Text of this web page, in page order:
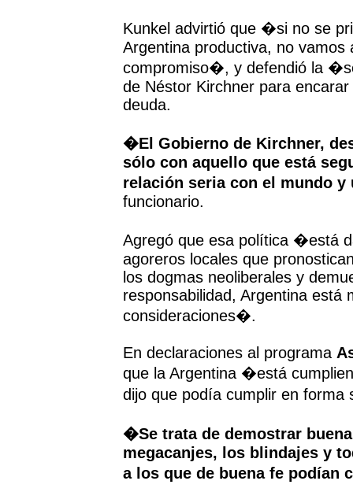
Kunkel advirtió que �si no se
Argentina productiva, no vamos
compromiso�, y defendió la
de Néstor Kirchner para
deuda.
�El Gobierno de Kirchner,
sólo con aquello que está
relación seria con el mundo
funcionario.
Agregó que esa política �está
agoreros locales que
los dogmas neoliberales y
responsabilidad, Argentina está
consideraciones�.
En declaraciones al programa
que la Argentina �está
dijo que podía cumplir en
�Se trata de demostrar
megacanjes, los blindajes y
a los que de buena fe